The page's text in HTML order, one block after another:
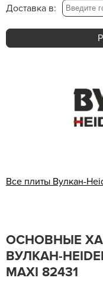
Доставка в:
Все плиты Вулкан-
ОСНОВНЫЕ
ВУЛКАН-
MAXI 82431